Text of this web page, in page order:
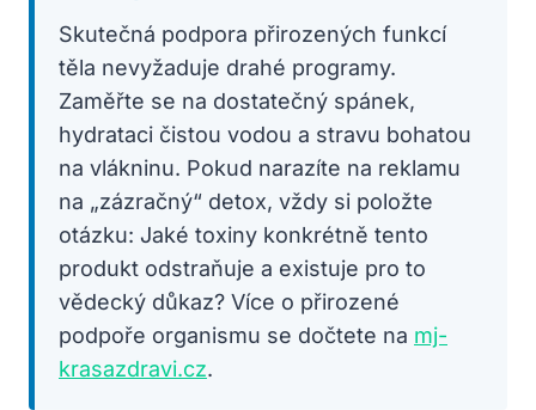
Skutečná podpora přirozených funkcí
těla nevyžaduje drahé programy.
Zaměřte se na dostatečný spánek,
hydrataci čistou vodou a stravu bohatou
na vlákninu. Pokud narazíte na reklamu
na „zázračný“ detox, vždy si položte
otázku: Jaké toxiny konkrétně tento
produkt odstraňuje a existuje pro to
vědecký důkaz? Více o přirozené
podpoře organismu se dočtete na mj-
krasazdravi.cz.